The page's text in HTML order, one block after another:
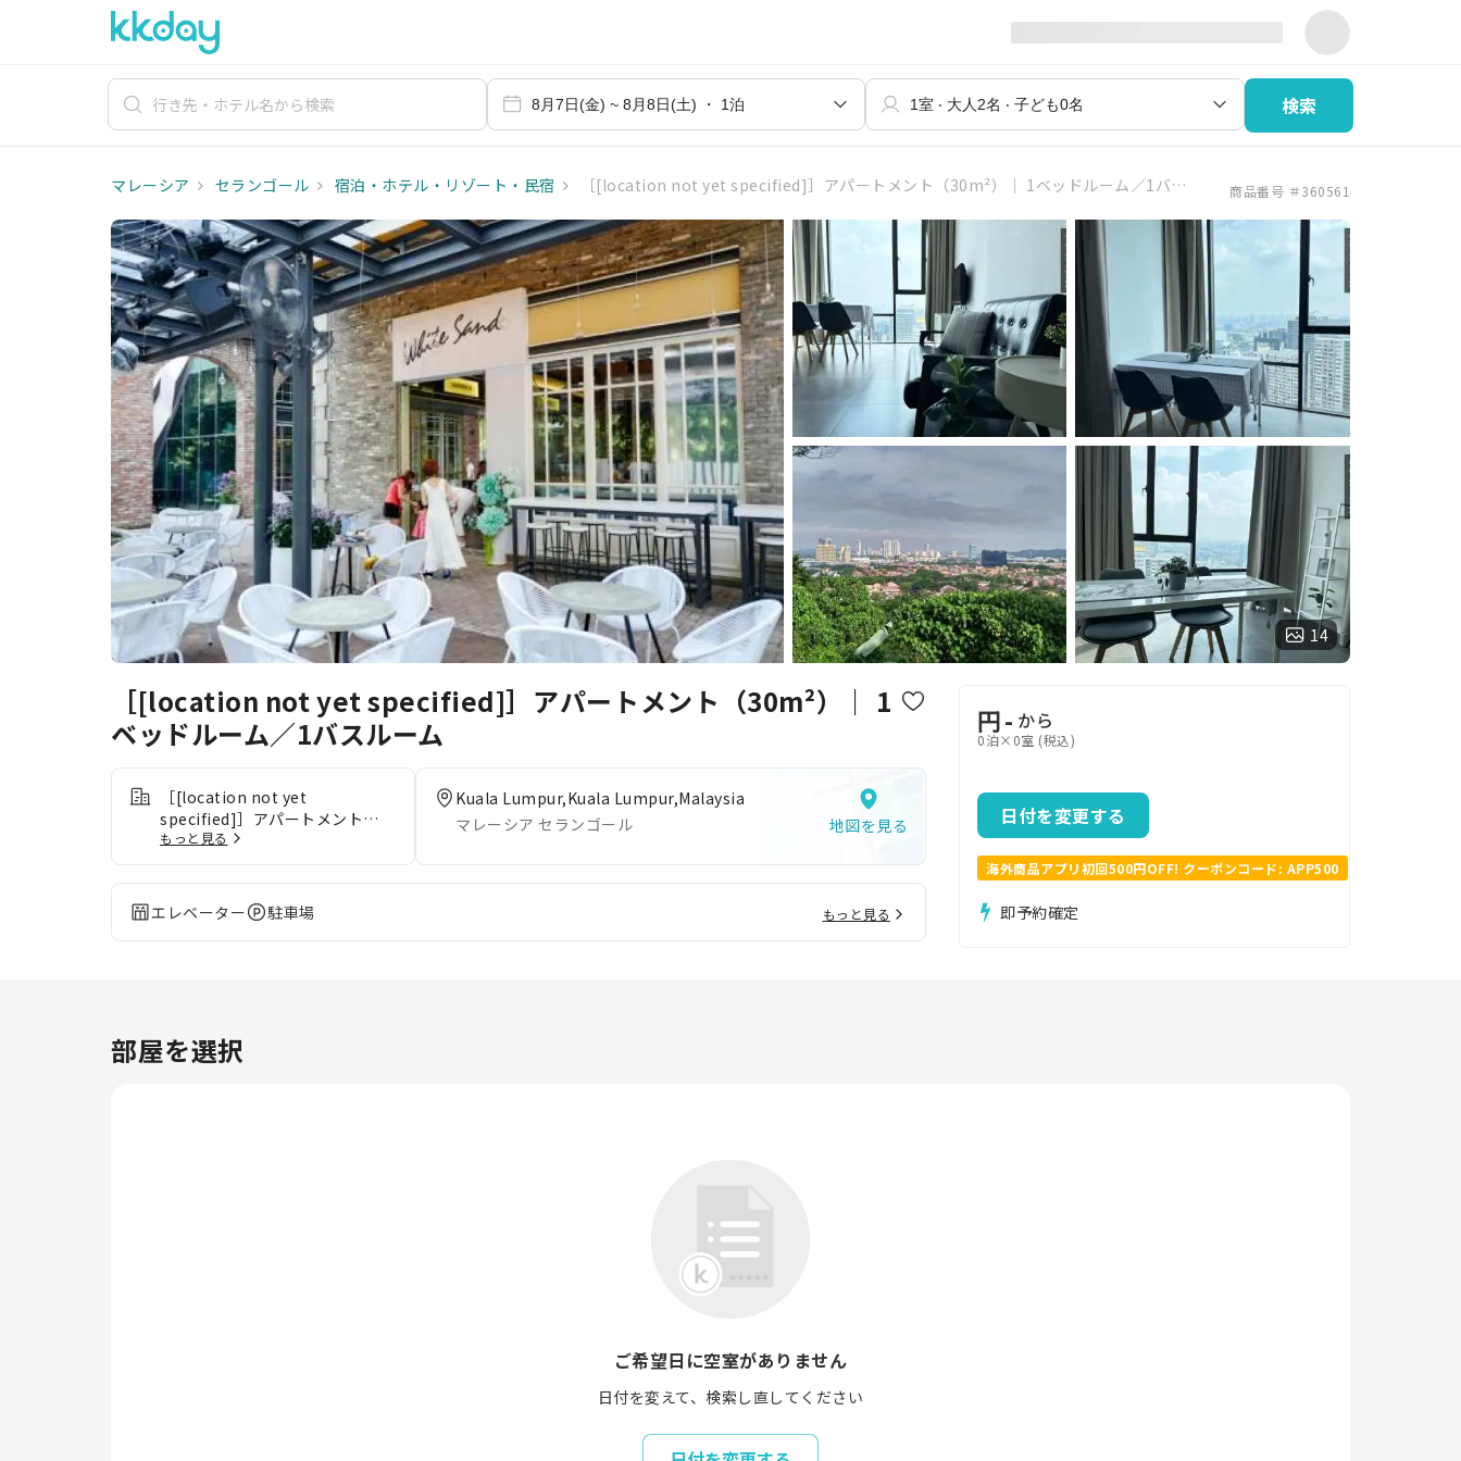
検索
マレーシア セランゴール 宿泊・ホテル・リゾート・民宿 ［[location not yet specified]］アパートメント（30m²）｜ 1ベッドルーム／1バスルーム 商品番号 ＃360561
14
［[location not yet specified]］アパートメント（30m²）｜ 1
ベッドルーム／1バスルーム
［[location not yet
specified]］アパートメント
（30m²）｜ 1ベッドルーム／1バ
スルームの客室は、快適で家庭的
な雰囲気をお客様に提供するため
に、心を込めて作られ、飾られて
おります。快適なご滞在をお約束
ど、さまざまなアメニティをご用
意しております。［[location
もっと見る
Kuala Lumpur,Kuala Lumpur,Malaysia
マレーシア セランゴール
地図を見る
エレベーター 駐車場 もっと見る
円- から
0泊×0室 (税込)
日付を変更する
海外商品アプリ初回500円OFF! クーポンコード: APP500
即予約確定
部屋を選択
ご希望日に空室がありません
日付を変えて、検索し直してください